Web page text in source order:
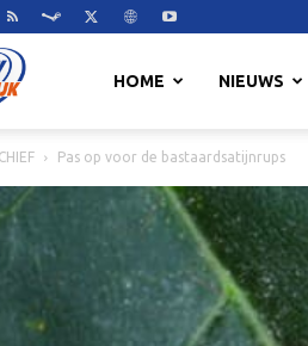
HOME NIEUWS
Pas op voor de bastaardsatijnrups